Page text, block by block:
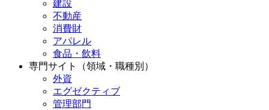
建設
不動産
消費財
アパレル
食品・飲料
専門サイト（領域・職種別）
外資
エグゼクティブ
管理部門